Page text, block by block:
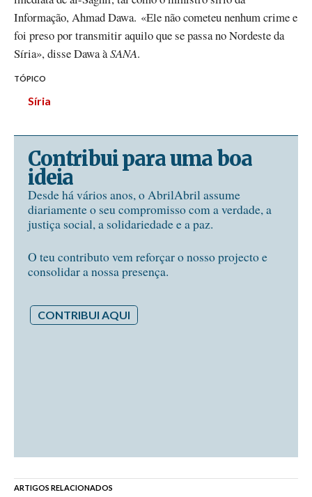
Informação, Ahmad Dawa. «Ele não cometeu nenhum crime e
foi preso por transmitir aquilo que se passa no Nordeste da
Síria», disse Dawa àSANA.
TÓPICO
Síria
Contribui para uma boa
ideia
Desde há vários anos, o AbrilAbril assume
diariamente o seu compromisso com a verdade, a
justiça social, a solidariedade e a paz.
O teu contributo vem reforçar o nosso projecto e
consolidar a nossa presença.
CONTRIBUI AQUI
ARTIGOS RELACIONADOS